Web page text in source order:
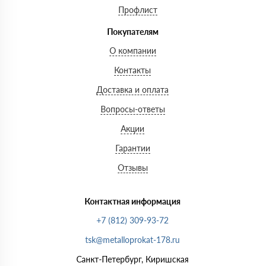
Профлист
Покупателям
О компании
Контакты
Доставка и оплата
Вопросы-ответы
Акции
Гарантии
Отзывы
Контактная информация
+7 (812) 309-93-72
tsk@metalloprokat-178.ru
Санкт-Петербург, Киришская